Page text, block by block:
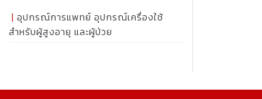
อุปกรณ์การแพทย์ อุปกรณ์เครื่องใช้
สำหรับผู้สูงอายุ และผู้ป่วย